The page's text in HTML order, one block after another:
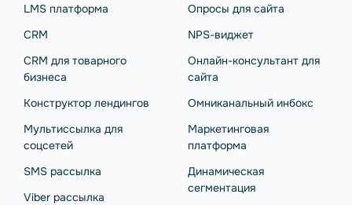
LMS платформа
CRM
CRM для товарного
бизнеса
Конструктор лендингов
Мультиссылка для
соцсетей
SMS рассылка
Viber рассылка
Опросы для сайта
NPS-виджет
Онлайн-консультант для
сайта
Омниканальный инбокс
Маркетинговая
платформа
Динамическая
сегментация